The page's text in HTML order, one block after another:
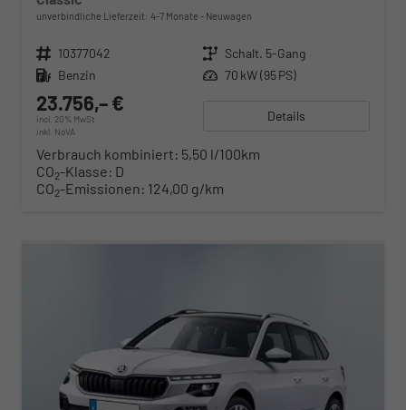
unverbindliche Lieferzeit: 4-7 Monate Neuwagen
Fahrzeugnr. 10377042 Getriebe Schalt. 5-Gang
Kraftstoff Benzin Leistung 70 kW (95 PS)
23.756,– €
incl. 20% MwSt.
inkl. NoVA
Details
Verbrauch kombiniert: 5,50 l/100km
CO2-Klasse: D
CO2-Emissionen: 124,00 g/km